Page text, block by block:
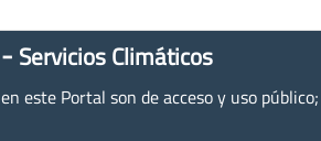
Servicios Climáticos
este Portal son de acceso y uso